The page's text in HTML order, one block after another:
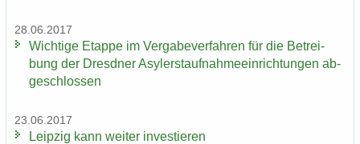
28.06.2017
Wich­ti­ge Etap­pe im Ver­ga­be­ver­fah­ren für die Be­trei­
bung der Dresd­ner Asy­ler­st­auf­nah­me­ein­rich­tun­gen ab­
ge­schlos­sen
23.06.2017
Leip­zig kann wei­ter in­ves­tie­ren